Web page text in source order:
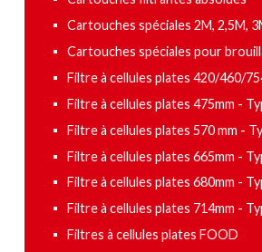
Cartouches spéciales 2M, 2,5M,
Cartouches spéciales pour
Filtre à cellules plates 420/460/
Filtre à cellules plates 475mm -
Filtre à cellules plates 570 mm -
Filtre à cellules plates 665mm -
Filtre à cellules plates 680mm -
Filtre à cellules plates 714mm -
Filtres à cellules plates FOOD